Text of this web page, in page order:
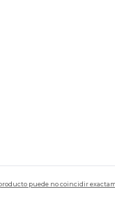
puede no coincidir